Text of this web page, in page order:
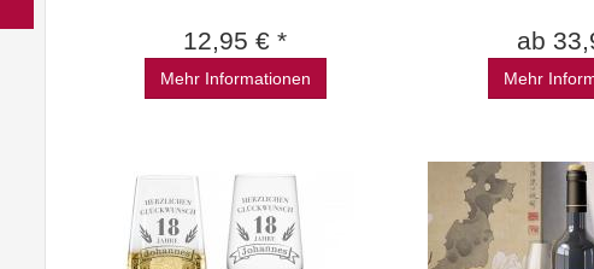
12,95 € *
Mehr Informationen
ab
Mehr